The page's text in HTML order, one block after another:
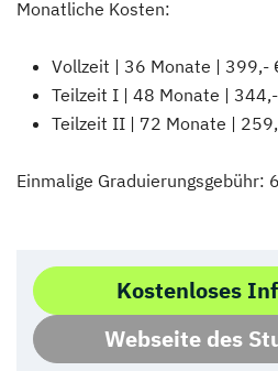
Monatliche Kosten:
Vollzeit | 36 Monate | 399,-
Teilzeit I | 48 Monate |
Teilzeit II | 72 Monate |
Einmalige Graduierungsgebühr:
Kostenloses
Webseite des